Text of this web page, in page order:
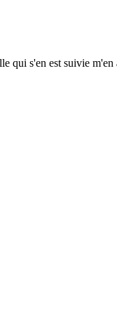
qui s'en est suivie